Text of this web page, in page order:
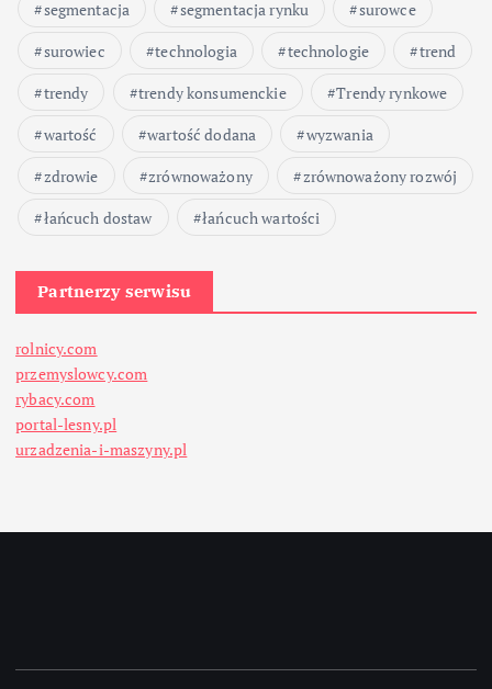
segmentacja
segmentacja rynku
surowce
surowiec
technologia technologie
trend
trendy
trendy konsumenckie
Trendy rynkowe
wartość
wartość dodana
wyzwania
zdrowie
zrównoważony
zrównoważony rozwój
łańcuch dostaw
łańcuch wartości
Partnerzy serwisu
rolnicy.com
przemyslowcy.com
rybacy.com
portal-lesny.pl
urzadzenia-i-maszyny.pl